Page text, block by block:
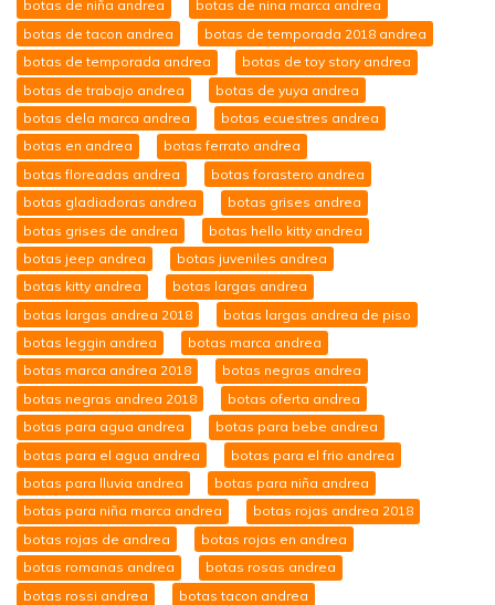
botas de niña andrea
botas de nina marca andrea
botas de tacon andrea
botas de temporada 2018 andrea
botas de temporada andrea
botas de toy story andrea
botas de trabajo andrea
botas de yuya andrea
botas dela marca andrea
botas ecuestres andrea
botas en andrea
botas ferrato andrea
botas floreadas andrea
botas forastero andrea
botas gladiadoras andrea
botas grises andrea
botas grises de andrea
botas hello kitty andrea
botas jeep andrea
botas juveniles andrea
botas kitty andrea
botas largas andrea
botas largas andrea 2018
botas largas andrea de piso
botas leggin andrea
botas marca andrea
botas marca andrea 2018
botas negras andrea
botas negras andrea 2018
botas oferta andrea
botas para agua andrea
botas para bebe andrea
botas para el agua andrea
botas para el frio andrea
botas para lluvia andrea
botas para niña andrea
botas para niña marca andrea
botas rojas andrea 2018
botas rojas de andrea
botas rojas en andrea
botas romanas andrea
botas rosas andrea
botas rossi andrea
botas tacon andrea